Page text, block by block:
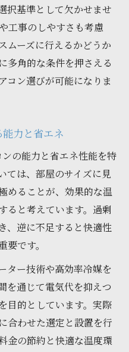
択基準として欠かせませ
工事のしやすさも考慮
ムーズに行えるかどうか
多角的な条件を押さえる
コン選びが可能になりま
力と省エネ
の能力と省エネ性能を特
ては、部屋のサイズに見
めることが、効果的な温
ると考えています。過剰
、逆に不足すると快適性
です。
ター技術や高効率冷媒を
を通じて電気代を抑えつ
目的としています。実際
合わせた選定と設置を行
金の節約と快適な温度環